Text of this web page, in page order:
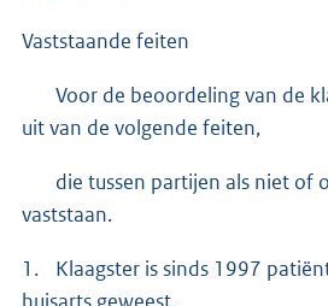
Vaststaande feiten
Voor de beoordeling van de
uit van de volgende feiten,
die tussen partijen als niet of
vaststaan.
1. Klaagster is sinds 1997